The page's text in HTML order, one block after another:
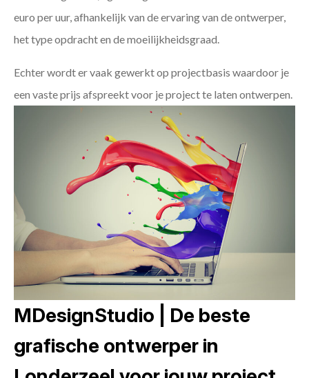
euro per uur, afhankelijk van de ervaring van de ontwerper,
het type opdracht en de moeilijkheidsgraad.
Echter wordt er vaak gewerkt op projectbasis waardoor je
een vaste prijs afspreekt voor je project te laten ontwerpen.
MDesignStudio | De beste
grafische ontwerper in